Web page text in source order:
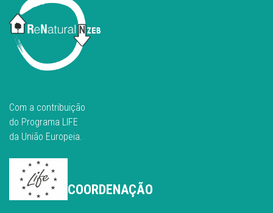
Com a contribuição
do Programa LIFE
da União Europeia.
COORDENAÇÃO